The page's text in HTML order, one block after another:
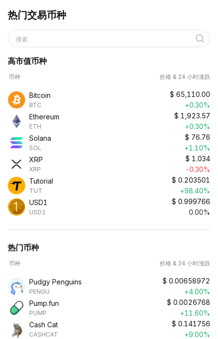
热门交易币种
搜索
高市值币种
币种 价格 & 24 小时涨跌
Bitcoin
BTC
$ 65,110.00
+0.30%
Ethereum
ETH
$ 1,923.57
+0.30%
Solana
SOL
$ 76.76
+1.10%
XRP
XRP
$ 1.034
-0.30%
Tutorial
TUT
$ 0.203501
+98.40%
USD1
USD1
$ 0.999766
0.00%
热门币种
币种 价格 & 24 小时涨跌
Pudgy Penguins
PENGU
$ 0.00658972
+4.00%
Pump.fun
PUMP
$ 0.0026768
+11.60%
Cash Cat
CASHCAT
$ 0.141756
+9.00%